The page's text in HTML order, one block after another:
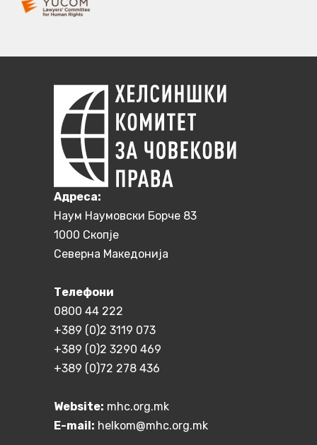
Aдреса:
Наум Наумовски Борче 83
1000 Скопје
Северна Македонија
Телефони
0800 44 222
+389 (0)2 3119 073
+389 (0)2 3290 469
+389 (0)72 278 436
Website: mhc.org.mk
E-mail: helkom@mhc.org.mk